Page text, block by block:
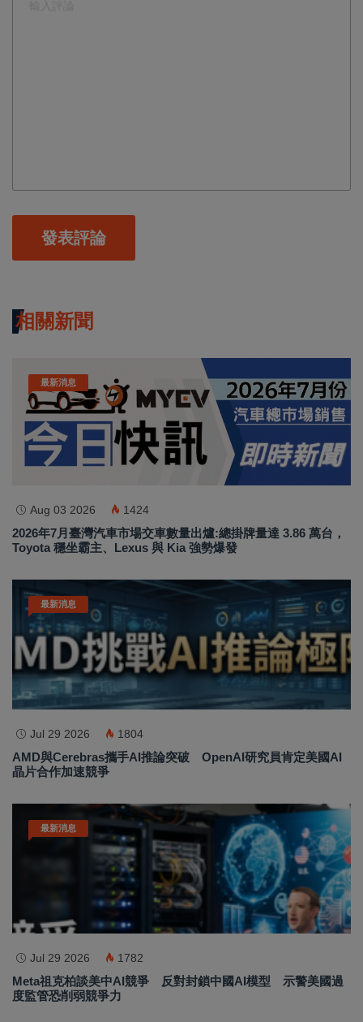
發表評論
相關新聞
最新消息
Aug 03 2026 1424
2026年7月臺灣汽車市場交車數量出爐:總掛牌量達 3.86 萬台，
Toyota 穩坐霸主、Lexus 與 Kia 強勢爆發
最新消息
Jul 29 2026 1804
AMD與Cerebras攜手AI推論突破 OpenAI研究員肯定美國AI
晶片合作加速競爭
最新消息
Jul 29 2026 1782
Meta祖克柏談美中AI競爭 反對封鎖中國AI模型 示警美國過
度監管恐削弱競爭力